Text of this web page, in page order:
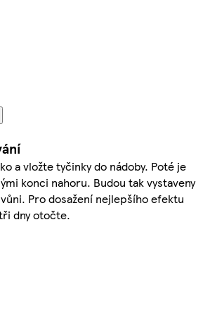
a vložte tyčinky do nádoby. Poté je
konci nahoru. Budou tak vystaveny
Pro dosažení nejlepšího efektu
dny otočte.